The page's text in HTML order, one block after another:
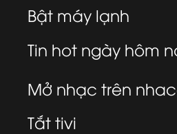
Bật máy lạnh
Tin hot ngày hôm
Mở nhạc trên
Tắt tivi